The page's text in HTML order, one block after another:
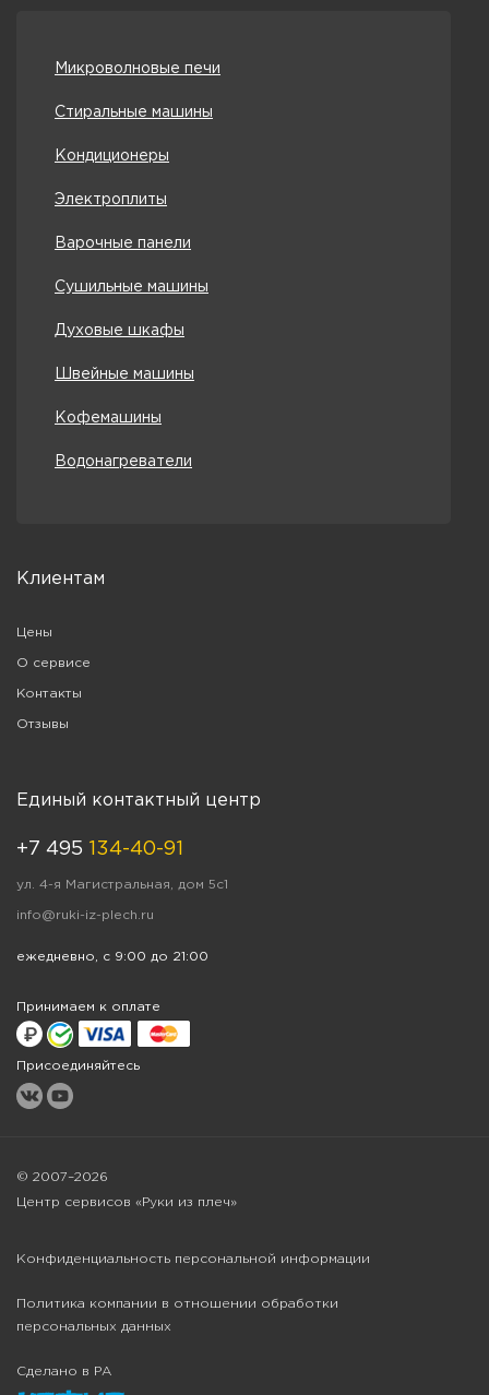
Микроволновые печи
Стиральные машины
Кондиционеры
Электроплиты
Варочные панели
Сушильные машины
Духовые шкафы
Швейные машины
Кофемашины
Водонагреватели
Клиентам
Цены
О сервисе
Контакты
Отзывы
Единый контактный центр
+7 495 134-40-91
ул. 4-я Магистральная, дом 5с1
info@ruki-iz-plech.ru
ежедневно, с 9:00 до 21:00
Принимаем к оплате
Присоединяйтесь
© 2007–2026
Центр сервисов «Руки из плеч»
Конфиденциальность персональной информации
Политика компании в отношении обработки
персональных данных
Сделано в РА